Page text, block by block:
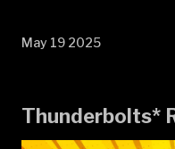
May 19 2025
Thunderbolts*